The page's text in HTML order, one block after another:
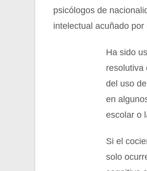
psicólogos de
intelectual acuñado
Ha sido
resolutiva
del uso
en
escolar o
Si el
solo